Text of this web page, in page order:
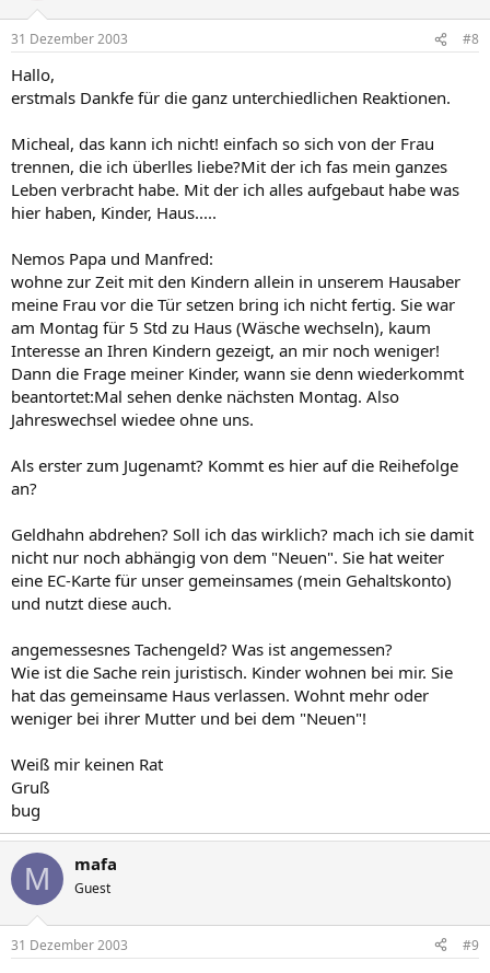
31 Dezember 2003 #8
Hallo,
erstmals Dankfe für die ganz unterchiedlichen Reaktionen.
Micheal, das kann ich nicht! einfach so sich von der Frau
trennen, die ich überlles liebe?Mit der ich fas mein ganzes
Leben verbracht habe. Mit der ich alles aufgebaut habe was
hier haben, Kinder, Haus.....
Nemos Papa und Manfred:
wohne zur Zeit mit den Kindern allein in unserem Hausaber
meine Frau vor die Tür setzen bring ich nicht fertig. Sie war
am Montag für 5 Std zu Haus (Wäsche wechseln), kaum
Interesse an Ihren Kindern gezeigt, an mir noch weniger!
Dann die Frage meiner Kinder, wann sie denn wiederkommt
beantortet:Mal sehen denke nächsten Montag. Also
Jahreswechsel wiedee ohne uns.
Als erster zum Jugenamt? Kommt es hier auf die Reihefolge
an?
Geldhahn abdrehen? Soll ich das wirklich? mach ich sie damit
nicht nur noch abhängig von dem "Neuen". Sie hat weiter
eine EC-Karte für unser gemeinsames (mein Gehaltskonto)
und nutzt diese auch.
angemessesnes Tachengeld? Was ist angemessen?
Wie ist die Sache rein juristisch. Kinder wohnen bei mir. Sie
hat das gemeinsame Haus verlassen. Wohnt mehr oder
weniger bei ihrer Mutter und bei dem "Neuen"!
Weiß mir keinen Rat
Gruß
bug
M mafa
Guest
31 Dezember 2003 #9